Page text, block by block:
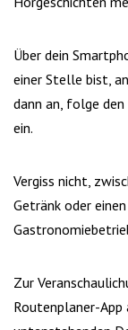
Über dein
einer Stelle bist,
dann an, folge
ein.
Vergiss nicht,
Getränk oder
Zur
Routenplaner-App